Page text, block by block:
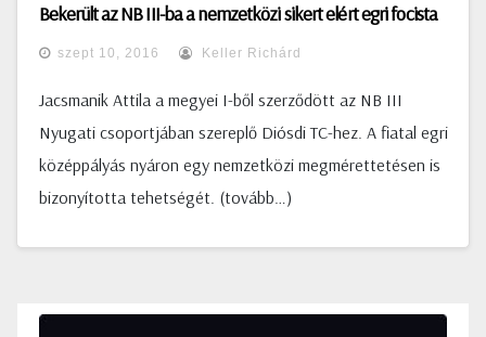
Bekerült az NB III-ba a nemzetközi sikert elért egri focista
szept 10, 2016 Keller Richárd
Jacsmanik Attila a megyei I-ből szerződött az NB III
Nyugati csoportjában szereplő Diósdi TC-hez. A fiatal egri
középpályás nyáron egy nemzetközi megmérettetésen is
bizonyította tehetségét. (tovább…)